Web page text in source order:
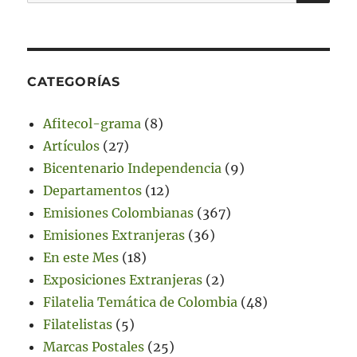
CATEGORÍAS
Afitecol-grama (8)
Artículos (27)
Bicentenario Independencia (9)
Departamentos (12)
Emisiones Colombianas (367)
Emisiones Extranjeras (36)
En este Mes (18)
Exposiciones Extranjeras (2)
Filatelia Temática de Colombia (48)
Filatelistas (5)
Marcas Postales (25)